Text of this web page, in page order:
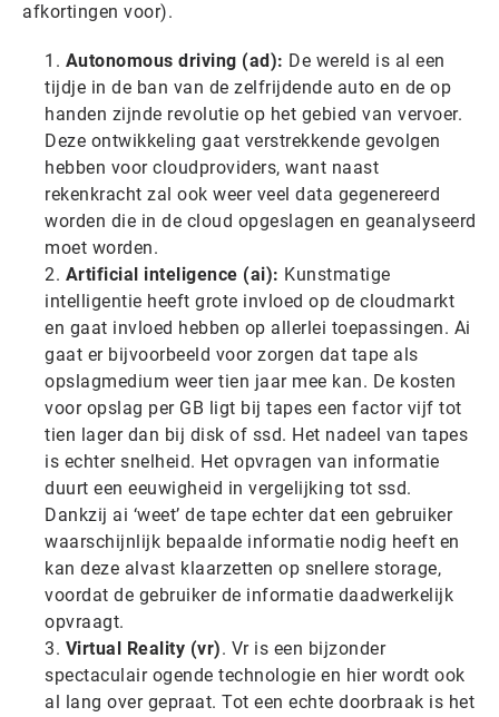
afkortingen voor).
Autonomous driving (ad): De wereld is al een
tijdje in de ban van de zelfrijdende auto en de op
handen zijnde revolutie op het gebied van vervoer.
Deze ontwikkeling gaat verstrekkende gevolgen
hebben voor cloudproviders, want naast
rekenkracht zal ook weer veel data gegenereerd
worden die in de cloud opgeslagen en geanalyseerd
moet worden.
Artificial inteligence (ai): Kunstmatige
intelligentie heeft grote invloed op de cloudmarkt
en gaat invloed hebben op allerlei toepassingen. Ai
gaat er bijvoorbeeld voor zorgen dat tape als
opslagmedium weer tien jaar mee kan. De kosten
voor opslag per GB ligt bij tapes een factor vijf tot
tien lager dan bij disk of ssd. Het nadeel van tapes
is echter snelheid. Het opvragen van informatie
duurt een eeuwigheid in vergelijking tot ssd.
Dankzij ai ‘weet’ de tape echter dat een gebruiker
waarschijnlijk bepaalde informatie nodig heeft en
kan deze alvast klaarzetten op snellere storage,
voordat de gebruiker de informatie daadwerkelijk
opvraagt.
Virtual Reality (vr). Vr is een bijzonder
spectaculair ogende technologie en hier wordt ook
al lang over gepraat. Tot een echte doorbraak is het